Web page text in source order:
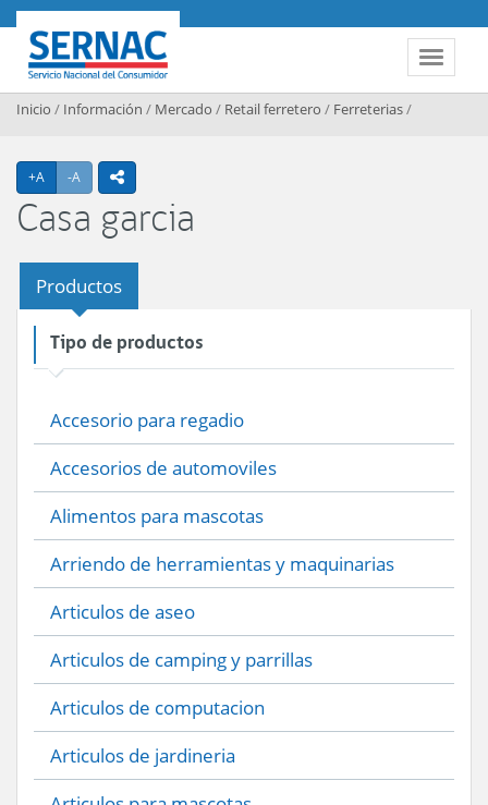
Contenido principal
Toggle
SERNAC
Inicio / Información / Mercado / Retail ferretero / Ferreterias/
+A Agrandar texto
-A Achicar textoicono compartir
Casa garcia
Productos
Tipo de productos
Accesorio para regadio
Accesorios de automoviles
Alimentos para mascotas
Arriendo de herramientas y maquinarias
Articulos de aseo
Articulos de camping y parrillas
Articulos de computacion
Articulos de jardineria